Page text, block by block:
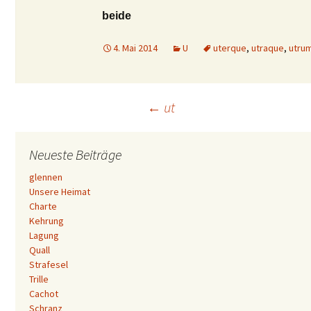
beide
4. Mai 2014 U uterque, utraque,
Beitrags-
Navigation
← ut
Neueste Beiträge
glennen
Unsere Heimat
Charte
Kehrung
Lagung
Quall
Strafesel
Trille
Cachot
Schranz